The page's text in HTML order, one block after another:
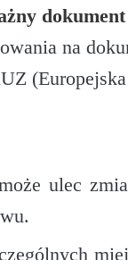
na
ulec